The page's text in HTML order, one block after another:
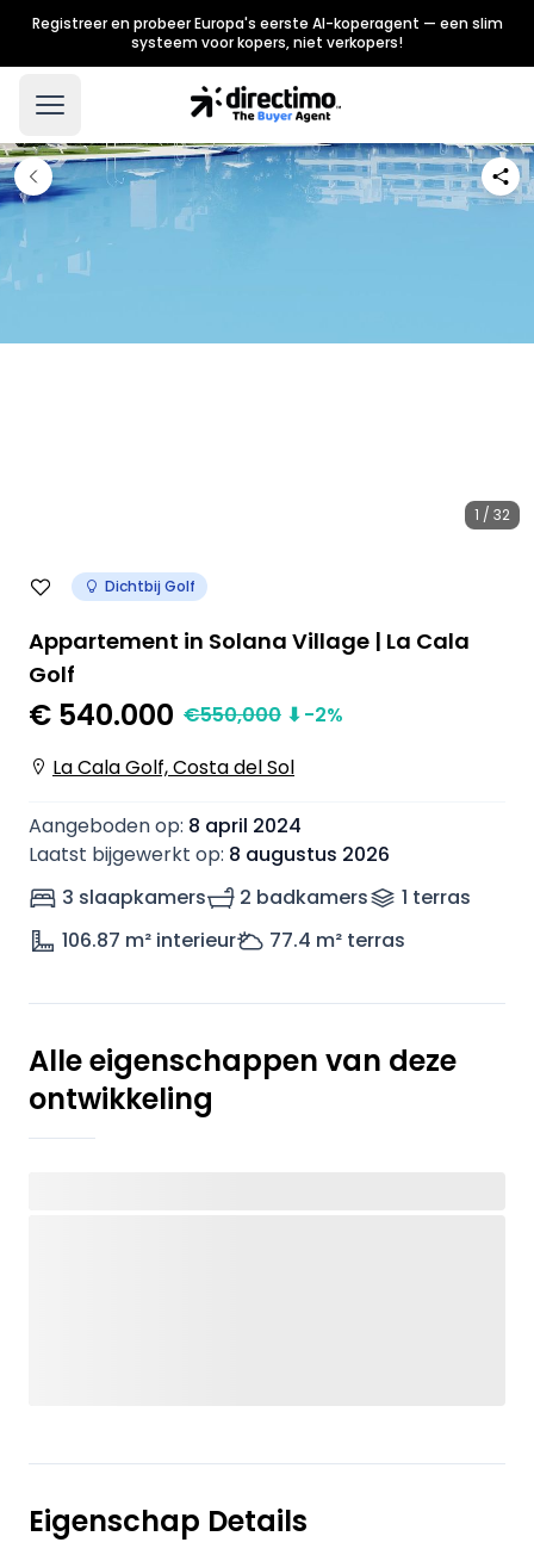
Registreer en probeer Europa's eerste AI-koperagent — een slim
systeem voor kopers, niet verkopers!
1 / 32
Dichtbij Golf
Appartement in Solana Village | La Cala
Golf
€ 540.000 €550,000 ⬇-2%
La Cala Golf, Costa del Sol
Aangeboden op: 8 april 2024
Laatst bijgewerkt op: 8 augustus 2026
3 slaapkamers
2 badkamers 1 terras
106.87 m² interieur 77.4 m² terras
Alle eigenschappen van deze
ontwikkeling
Eigenschap Details